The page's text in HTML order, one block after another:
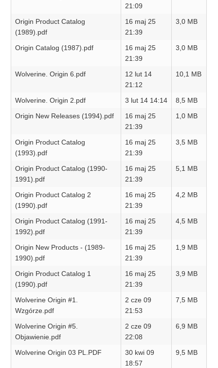
21:09
Origin Product Catalog
(1989).pdf
16 maj 25
21:39
3,0 MB
Origin Catalog (1987).pdf
16 maj 25
21:39
3,0 MB
Wolverine. Origin 6.pdf
12 lut 14
21:12
10,1 MB
Wolverine. Origin 2.pdf 3 lut 14 14:14
8,5 MB
Origin New Releases (1994).pdf
16 maj 25
21:39
1,0 MB
Origin Product Catalog
(1993).pdf
16 maj 25
21:39
3,5 MB
Origin Product Catalog (1990-
1991).pdf
16 maj 25
21:39
5,1 MB
Origin Product Catalog 2
(1990).pdf
16 maj 25
21:39
4,2 MB
Origin Product Catalog (1991-
1992).pdf
16 maj 25
21:39
4,5 MB
Origin New Products - (1989-
1990).pdf
16 maj 25
21:39
1,9 MB
Origin Product Catalog 1
(1990).pdf
16 maj 25
21:39
3,9 MB
Wolverine Origin #1.
Wzgórze.pdf
2 cze 09
21:53
7,5 MB
Wolverine Origin #5.
Objawienie.pdf
2 cze 09
22:08
6,9 MB
Wolverine Origin 03 PL.PDF
30 kwi 09
18:57
9,5 MB